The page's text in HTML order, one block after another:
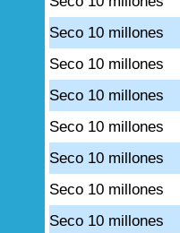
Seco 10 millones
Seco 10 millones
Seco 10 millones
Seco 10 millones
Seco 10 millones
Seco 10 millones
Seco 10 millones